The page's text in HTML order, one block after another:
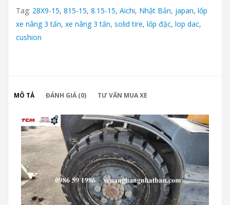
Tag: 28X9-15, 815-15, 8.15-15, Aichi, Nhật Bản, japan, lốp
xe nâng 3 tấn, xe nâng 3 tấn, solid tire, lốp đặc, lop dac,
cushion
MÔ TẢ ĐÁNH GIÁ (0) TƯ VẤN MUA XE